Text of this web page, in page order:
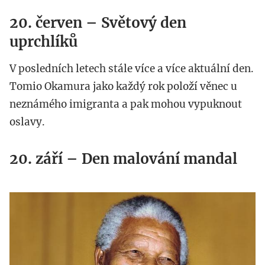
20. červen – Světový den
uprchlíků
V posledních letech stále více a více aktuální den.
Tomio Okamura jako každý rok položí věnec u
neznámého imigranta a pak mohou vypuknout
oslavy.
20. září – Den malování mandal
httpwww.history.com_.jpeg